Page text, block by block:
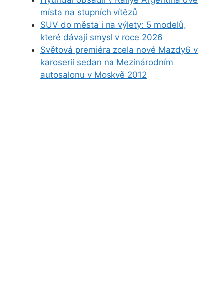
místa na stupních vítězů
SUV do města i na výlety: 5 modelů,
které dávají smysl v roce 2026
Světová premiéra zcela nové Mazdy6 v
karoserii sedan na Mezinárodním
autosalonu v Moskvě 2012